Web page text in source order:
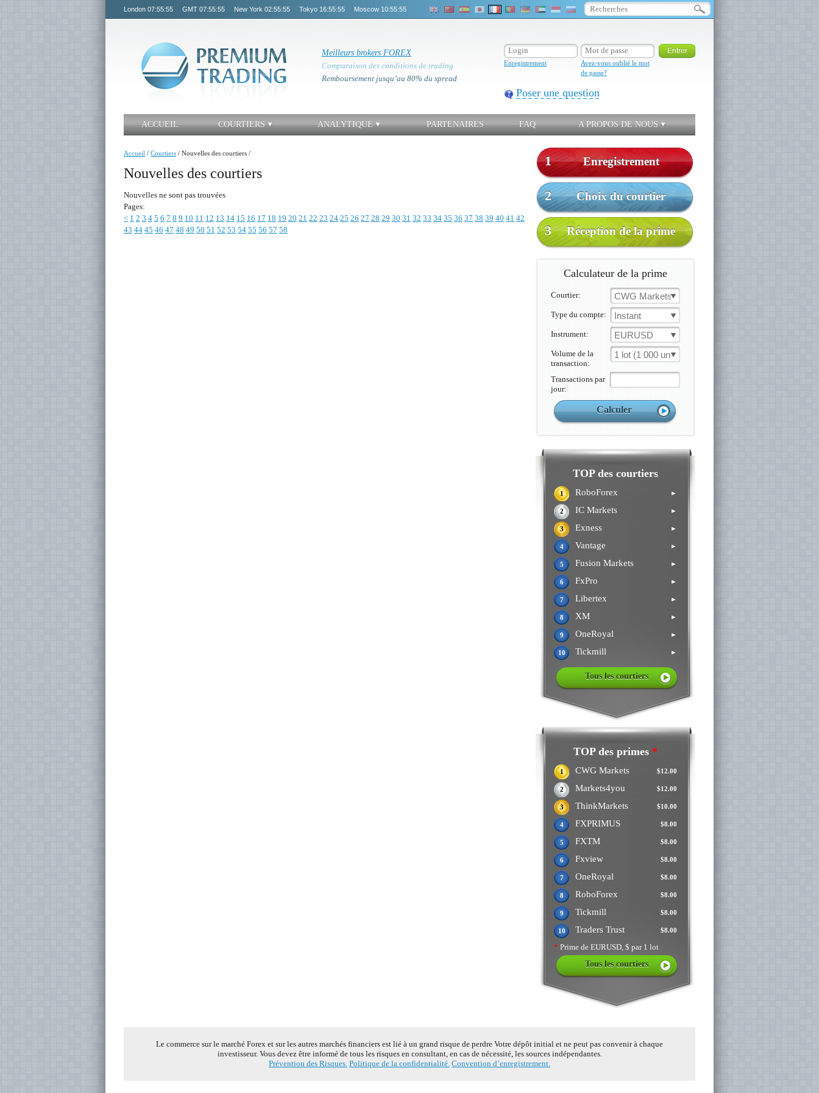
London 07:55:55 GMT 07:55:55 New York 02:55:55 Tokyo 16:55:55 Moscow 10:55:55
Meilleurs brokers FOREX
Comparaison des conditions de trading
Remboursement jusqu’au 80% du spread
Enregistrement
Avez-vous oublié le mot
de passe?
Poser une question
ACCUEIL COURTIERS ANALYTIQUE PARTENAIRES FAQ A PROPOS DE NOUS
1 Enregistrement
2 Choix du courtier
3 Réception de la prime
Calculateur de la prime
Courtier: CWG Markets
Type du compte: Instant
Instrument: EURUSD
Volume de la
transaction:
1 lot (1 000 un.)
Transactions par
jour:
TOP des courtiers
1 RoboForex ►
2 IC Markets ►
3 Exness ►
4 Vantage ►
5 Fusion Markets ►
6 FxPro ►
7 Libertex ►
8 XM ►
9 OneRoyal ►
10 Tickmill ►
Tous les courtiers
TOP des primes *
$12.00
1 CWG Markets
$12.00
2 Markets4you
$10.00
3 ThinkMarkets
$8.00
4 FXPRIMUS
$8.00
5 FXTM
$8.00
6 Fxview
$8.00
7 OneRoyal
$8.00
8 RoboForex
$8.00
9 Tickmill
$8.00
10 Traders Trust
* Prime de EURUSD, $ par 1 lot
Tous les courtiers
Accueil / Courtiers / Nouvelles des courtiers /
Nouvelles des courtiers
Nouvelles ne sont pas trouvées
Pages:
< 1 2 3 4 5 6 7 8 9 10 11 12 13 14 15 16 17 18 19 20 21 22 23 24 25 26 27 28 29 30 31 32 33 34 35 36 37 38 39 40 41 42
43 44 45 46 47 48 49 50 51 52 53 54 55 56 57 58
Le commerce sur le marché Forex et sur les autres marchés financiers est lié à un grand risque de perdre Votre dépôt initial et ne peut pas convenir à chaque
investisseur. Vous devez être informé de tous les risques en consultant, en cas de nécessité, les sources indépendantes.
Prévention des Risques. Politique de la confidentialité. Convention d’enregistrement.